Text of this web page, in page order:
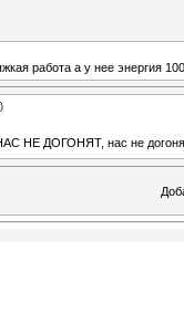
работа а у нее энергия
НЕ ДОГОНЯТ, нас не